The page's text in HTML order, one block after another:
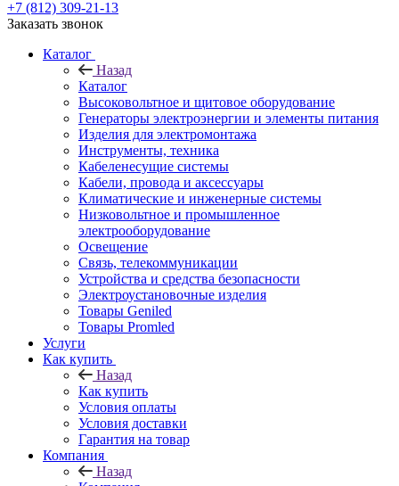
+7 (812) 309-21-13
Заказать звонок
Каталог
Назад
Каталог
Высоковольтное и щитовое оборудование
Генераторы электроэнергии и элементы питания
Изделия для электромонтажа
Инструменты, техника
Кабеленесущие системы
Кабели, провода и аксессуары
Климатические и инженерные системы
Низковольтное и промышленное
электрооборудование
Освещение
Связь, телекоммуникации
Устройства и средства безопасности
Электроустановочные изделия
Товары Geniled
Товары Promled
Услуги
Как купить
Назад
Как купить
Условия оплаты
Условия доставки
Гарантия на товар
Компания
Назад